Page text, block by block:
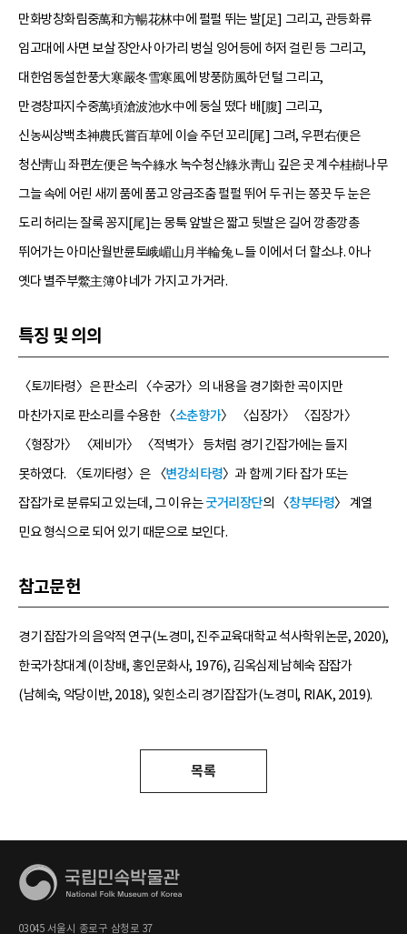
만화방창화림중萬和方暢花林中에 펄펄 뛰는 발[足] 그리고, 관등화류
임고대에 사면 보살 장안사 아가리 벙실 잉어등에 허저 걸린 등 그리고,
대한엄동설한풍大寒嚴冬雪寒風에 방풍防風하던 털 그리고,
만경창파지수중萬頃滄波池水中에 둥실 떴다 배[腹] 그리고,
신농씨상백초神農氏嘗百草에 이슬 주던 꼬리[尾] 그려, 우편右便은
청산靑山 좌편左便은 녹수綠水 녹수청산綠氷靑山 깊은 곳 계수桂樹나무
그늘 속에 어린 새끼 품에 품고 앙금조춤 펄펄 뛰어 두 귀는 쫑끗 두 눈은
도리 허리는 잘룩 꽁지[尾]는 몽툭 앞발은 짧고 뒷발은 길어 깡총깡총
뛰어가는 아미산월반륜토峨嵋山月半輪兔ㄴ들 이에서 더 할소냐. 아나
옛다 별주부鱉主簿야 네가 가지고 가거라.
특징 및 의의
〈토끼타령〉은 판소리 〈수궁가〉의 내용을 경기화한 곡이지만
마찬가지로 판소리를 수용한 〈소춘향가〉 〈십장가〉 〈집장가〉
〈형장가〉 〈제비가〉 〈적벽가〉 등처럼 경기 긴잡가에는 들지
못하였다. 〈토끼타령〉은 〈변강쇠타령〉과 함께 기타 잡가 또는
잡잡가로 분류되고 있는데, 그 이유는굿거리장단의 〈창부타령〉 계열
민요 형식으로 되어 있기 때문으로 보인다.
참고문헌
경기 잡잡가의 음악적 연구(노경미, 진주교육대학교 석사학위논문, 2020),
한국가창대계(이창배, 홍인문화사, 1976), 김옥심제 남혜숙 잡잡가
(남혜숙, 악당이반, 2018), 잊힌소리 경기잡잡가(노경미, RIAK, 2019).
목록
03045 서울시 종로구 삼청로 37